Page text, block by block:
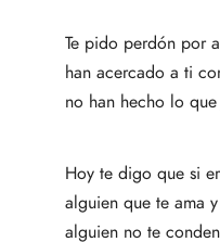
Te pido perdón por
han acercado a ti
no han hecho lo que
Hoy te digo que si
alguien que te ama
alguien no te